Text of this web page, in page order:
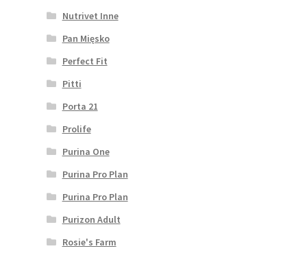
Nutrivet Inne
Pan Mięsko
Perfect Fit
Pitti
Porta 21
Prolife
Purina One
Purina Pro Plan
Purina Pro Plan
Purizon Adult
Rosie's Farm